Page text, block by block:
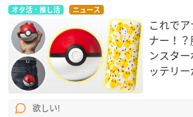
オタ活・推し活 ニュース
これで
ナー！
ンスタ
ッテリー
欲しい!